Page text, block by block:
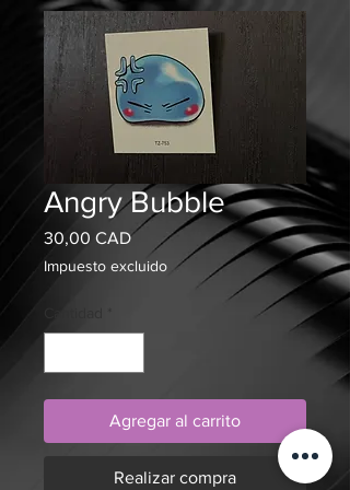
Angry Bubble
30,00 CADPrecio
Impuesto excluido
Agregar al carrito
Realizar compra